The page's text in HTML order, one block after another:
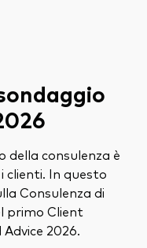
della consulenza è
clienti. In questo
Consulenza di
primo Client
2026.